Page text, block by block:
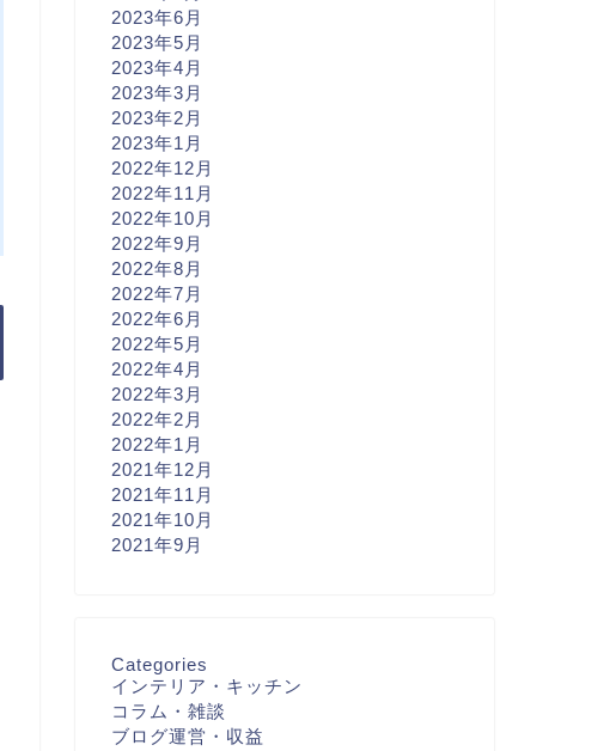
2023年6月
2023年5月
2023年4月
2023年3月
2023年2月
2023年1月
2022年12月
2022年11月
2022年10月
2022年9月
2022年8月
2022年7月
2022年6月
2022年5月
2022年4月
2022年3月
2022年2月
2022年1月
2021年12月
2021年11月
2021年10月
2021年9月
Categories
インテリア・キッチン
コラム・雑談
ブログ運営・収益